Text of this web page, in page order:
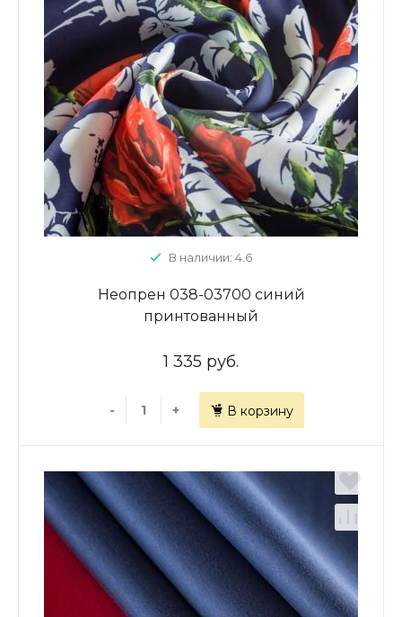
В наличии: 4.6
Неопрен 038-03700 синий
принтованный
1 335 руб.
- + В корзину